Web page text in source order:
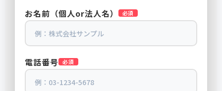
お名前（個人or法人名） 必須
電話番号 必須